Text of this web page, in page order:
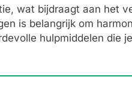
wat bijdraagt aan het
is belangrijk om
hulpmiddelen die